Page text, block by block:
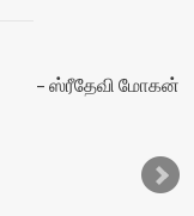
ஸ்ரீதேவி மோகன்